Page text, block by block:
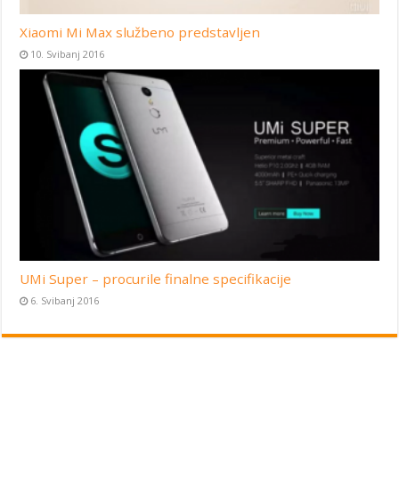
Xiaomi Mi Max službeno predstavljen
10. Svibanj 2016
UMi Super – procurile finalne specifikacije
6. Svibanj 2016